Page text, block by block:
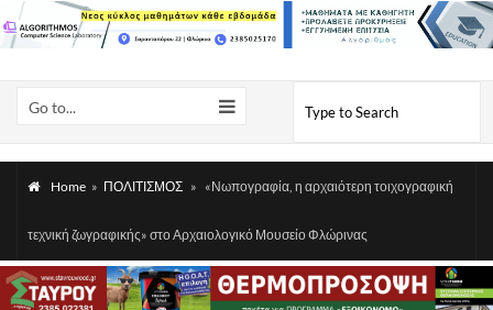
Go to...
Home » ΠΟΛΙΤΙΣΜΟΣ » «Νωπογραφία, η αρχαιότερη τοιχογραφική
τεχνική ζωγραφικής» στο Αρχαιολογικό Μουσείο Φλώρινας